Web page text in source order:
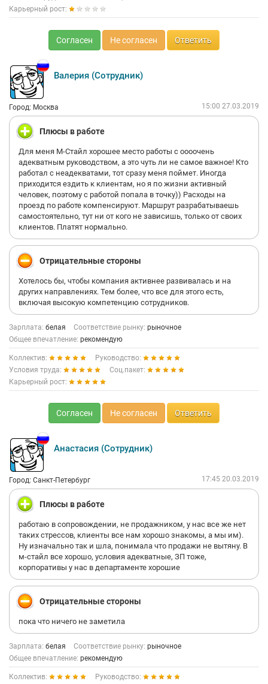
Карьерный рост:
Согласен Не согласен Ответить
Валерия (Сотрудник)
Город: Москва 15:00 27.03.2019
Плюсы в работе
Для меня М-Стайл хорошее место работы с оооочень
адекватным руководством, а это чуть ли не самое важное! Кто
работал с неадекватами, тот сразу меня поймет. Иногда
приходится ездить к клиентам, но я по жизни активный
человек, поэтому с работой попала в точку)) Расходы на
проезд по работе компенсируют. Маршрут разрабатываешь
самостоятельно, тут ни от кого не зависишь, только от своих
клиентов. Платят нормально.
Отрицательные стороны
Хотелось бы, чтобы компания активнее развивалась и на
других направлениях. Тем более, что все для этого есть,
включая высокую компетенцию сотрудников.
Зарплата: белая Соответствие рынку: рыночное
Общее впечатление: рекомендую
Коллектив:
Руководство:
Условия труда:
Соц.пакет:
Карьерный рост:
Согласен Не согласен Ответить
Анастасия (Сотрудник)
Город: Санкт-Петербург 17:45 20.03.2019
Плюсы в работе
работаю в сопровождении, не продажником, у нас все же нет
таких стрессов, клиенты все нам хорошо знакомы, а мы им).
Ну изначально так и шла, понимала что продажи не вытяну. В
м-стайл все хорошо, условия адекватные, ЗП тоже,
корпоративы у нас в департаменте хорошие
Отрицательные стороны
пока что ничего не заметила
Зарплата: белая Соответствие рынку: рыночное
Общее впечатление: рекомендую
Коллектив:
Руководство: